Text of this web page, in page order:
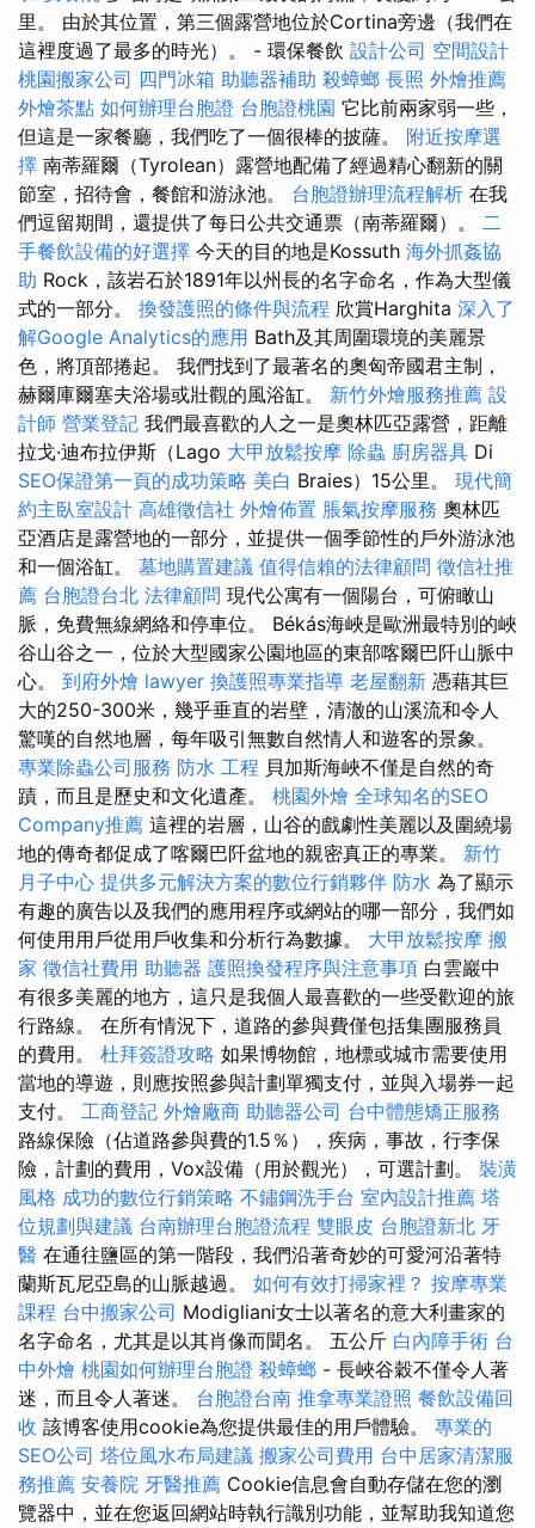
里。 由於其位置，第三個露營地位於Cortina旁邊（我們在
這裡度過了最多的時光）。 - 環保餐飲 設計公司 空間設計
桃園搬家公司 四門冰箱 助聽器補助 殺蟑螂 長照 外燴推薦
外燴茶點 如何辦理台胞證 台胞證桃園 它比前兩家弱一些，
但這是一家餐廳，我們吃了一個很棒的披薩。 附近按摩選
擇 南蒂羅爾（Tyrolean）露營地配備了經過精心翻新的關
節室，招待會，餐館和游泳池。 台胞證辦理流程解析 在我
們逗留期間，還提供了每日公共交通票（南蒂羅爾）。 二
手餐飲設備的好選擇 今天的目的地是Kossuth 海外抓姦協
助 Rock，該岩石於1891年以州長的名字命名，作為大型儀
式的一部分。 換發護照的條件與流程 欣賞Harghita 深入了
解Google Analytics的應用 Bath及其周圍環境的美麗景
色，將頂部捲起。 我們找到了最著名的奧匈帝國君主制，
赫爾庫爾塞夫浴場或壯觀的風浴缸。 新竹外燴服務推薦 設
計師 營業登記 我們最喜歡的人之一是奧林匹亞露營，距離
拉戈·迪布拉伊斯（Lago 大甲放鬆按摩 除蟲 廚房器具 Di
SEO保證第一頁的成功策略 美白 Braies）15公里。 現代簡
約主臥室設計 高雄徵信社 外燴佈置 脹氣按摩服務 奧林匹
亞酒店是露營地的一部分，並提供一個季節性的戶外游泳池
和一個浴缸。 墓地購置建議 值得信賴的法律顧問 徵信社推
薦 台胞證台北 法律顧問 現代公寓有一個陽台，可俯瞰山
脈，免費無線網絡和停車位。 Békás海峽是歐洲最特別的峽
谷山谷之一，位於大型國家公園地區的東部喀爾巴阡山脈中
心。 到府外燴 lawyer 換護照專業指導 老屋翻新 憑藉其巨
大的250-300米，幾乎垂直的岩壁，清澈的山溪流和令人
驚嘆的自然地層，每年吸引無數自然情人和遊客的景象。
專業除蟲公司服務 防水 工程 貝加斯海峽不僅是自然的奇
蹟，而且是歷史和文化遺產。 桃園外燴 全球知名的SEO
Company推薦 這裡的岩層，山谷的戲劇性美麗以及圍繞場
地的傳奇都促成了喀爾巴阡盆地的親密真正的專業。 新竹
月子中心 提供多元解決方案的數位行銷夥伴 防水 為了顯示
有趣的廣告以及我們的應用程序或網站的哪一部分，我們如
何使用用戶從用戶收集和分析行為數據。 大甲放鬆按摩 搬
家 徵信社費用 助聽器 護照換發程序與注意事項 白雲巖中
有很多美麗的地方，這只是我個人最喜歡的一些受歡迎的旅
行路線。 在所有情況下，道路的參與費僅包括集團服務員
的費用。 杜拜簽證攻略 如果博物館，地標或城市需要使用
當地的導遊，則應按照參與計劃單獨支付，並與入場券一起
支付。 工商登記 外燴廠商 助聽器公司 台中體態矯正服務
路線保險（佔道路參與費的1.5％），疾病，事故，行李保
險，計劃的費用，Vox設備（用於觀光），可選計劃。 裝潢
風格 成功的數位行銷策略 不鏽鋼洗手台 室內設計推薦 塔
位規劃與建議 台南辦理台胞證流程 雙眼皮 台胞證新北 牙
醫 在通往鹽區的第一階段，我們沿著奇妙的可愛河沿著特
蘭斯瓦尼亞島的山脈越過。 如何有效打掃家裡？ 按摩專業
課程 台中搬家公司 Modigliani女士以著名的意大利畫家的
名字命名，尤其是以其肖像而聞名。 五公斤 白內障手術 台
中外燴 桃園如何辦理台胞證 殺蟑螂 - 長峽谷穀不僅令人著
迷，而且令人著迷。 台胞證台南 推拿專業證照 餐飲設備回
收 該博客使用cookie為您提供最佳的用戶體驗。 專業的
SEO公司 塔位風水布局建議 搬家公司費用 台中居家清潔服
務推薦 安養院 牙醫推薦 Cookie信息會自動存儲在您的瀏
覽器中，並在您返回網站時執行識別功能，並幫助我知道您